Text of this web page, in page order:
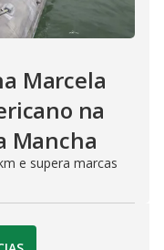
Marcela
na
Mancha
e supera marcas